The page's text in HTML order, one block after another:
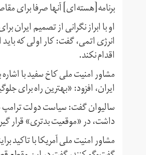
برنامه[هسته‌ای] آنها صرفا برای
او با ابراز نگرانی از تصمیم
انرژی اتمی، گفت: کار اولی که
اقدام نکند.
مشاور امنیت ملی کاخ سفید با
ایران، افزود: «بهترین راه برای
سالیوان گفت: سیاست دولت ترامپ
داشت، در «موقعیت بدتری» قرار
مشاور امنیت ملی آمریکا با تاکید